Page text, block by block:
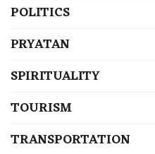
POLITICS
PRYATAN
SPIRITUALITY
TOURISM
TRANSPORTATION